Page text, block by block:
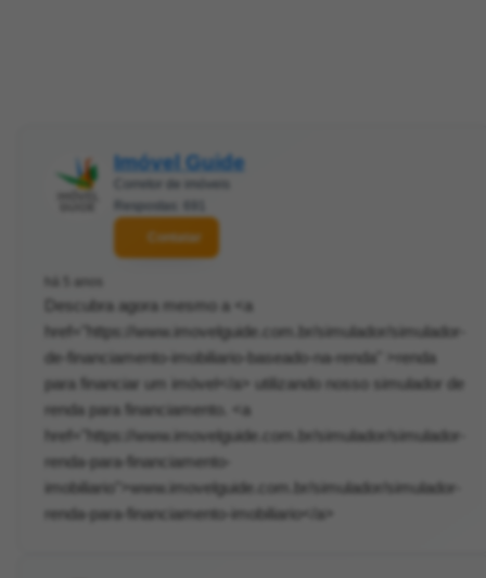
Imóvel Guide
Corretor de imóveis
Respostas: 691
Contatar
há 5 anos
Descubra agora mesmo a <a
href="https://www.imovelguide.com.br/simulador/simulador-
de-financiamento-imobiliario-baseado-na-renda" >renda
para financiar um imóvel</a> utilizando nosso simulador de
renda para financiamento. <a
href="https://www.imovelguide.com.br/simulador/simulador-
renda-para-financiamento-
imobiliario">www.imovelguide.com.br/simulador/simulador-
renda-para-financiamento-imobiliario</a>